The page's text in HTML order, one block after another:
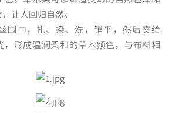
让人回归自然。
巾，扎、染、洗，铺平，然后交给
，形成温润柔和的草木颜色，与布料相